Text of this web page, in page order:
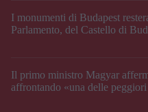
I monumenti di Budapest
Parlamento, del Castello di
Il primo ministro Magyar
affrontando «una delle